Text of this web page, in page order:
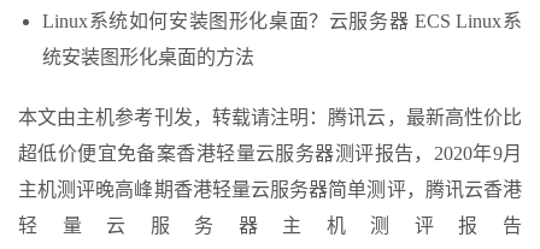
Linux系统如何安装图形化桌面？云服务器 ECS Linux系
统安装图形化桌面的方法
本文由主机参考刊发，转载请注明：腾讯云，最新高性价比
超低价便宜免备案香港轻量云服务器测评报告，2020年9月
主机测评晚高峰期香港轻量云服务器简单测评，腾讯云香港
轻量云服务器主机测评报告